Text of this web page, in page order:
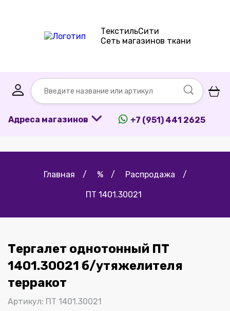
ТекстильСити
Сеть магазинов ткани
Адреса магазинов +7 (951) 441 2625
Главная / % / Распродажа /
ПТ 1401.30021
Тергалет однотонный ПТ
1401.30021 б/утяжелителя
терракот
Артикул: ПТ 1401.30021